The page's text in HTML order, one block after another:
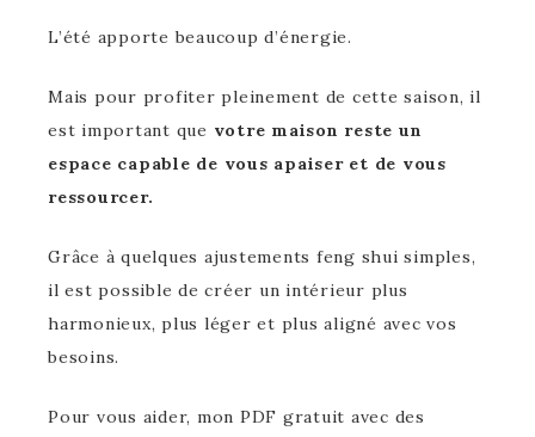
L’été apporte beaucoup d’énergie.
Mais pour profiter pleinement de cette saison, il
est important que votre maison reste un
espace capable de vous apaiser et de vous
ressourcer.
Grâce à quelques ajustements feng shui simples,
il est possible de créer un intérieur plus
harmonieux, plus léger et plus aligné avec vos
besoins.
Pour vous aider, mon PDF gratuit avec des